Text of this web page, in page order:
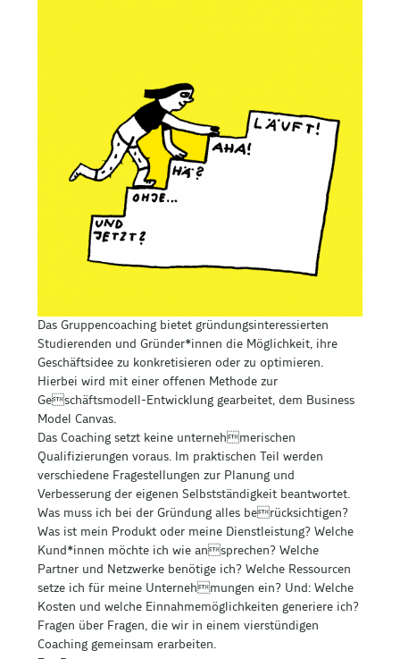
Das Gruppencoaching bietet gründungsinteressierten
Studierenden und Gründer*innen die Möglichkeit, ihre
Geschäftsidee zu konkretisieren oder zu optimieren.
Hierbei wird mit einer offenen Methode zur
Geschäftsmodell-Entwicklung gearbeitet, dem Business
Model Canvas.
Das Coaching setzt keine unternehmerischen
Qualifizierungen voraus. Im praktischen Teil werden
verschiedene Fragestellungen zur Planung und
Verbesserung der eigenen Selbstständigkeit beantwortet.
Was muss ich bei der Gründung alles berücksichtigen?
Was ist mein Produkt oder meine Dienstleistung? Welche
Kund*innen möchte ich wie ansprechen? Welche
Partner und Netzwerke benötige ich? Welche Ressourcen
setze ich für meine Unternehmungen ein? Und: Welche
Kosten und welche Einnahmemöglichkeiten generiere ich?
Fragen über Fragen, die wir in einem vierstündigen
Coaching gemeinsam erarbeiten.